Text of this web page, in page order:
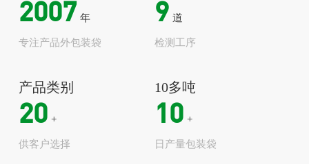
2007 年
专注产品外包装袋
9 道
检测工序
产品类别
20 +
供客户选择
10多吨
10 +
日产量包装袋